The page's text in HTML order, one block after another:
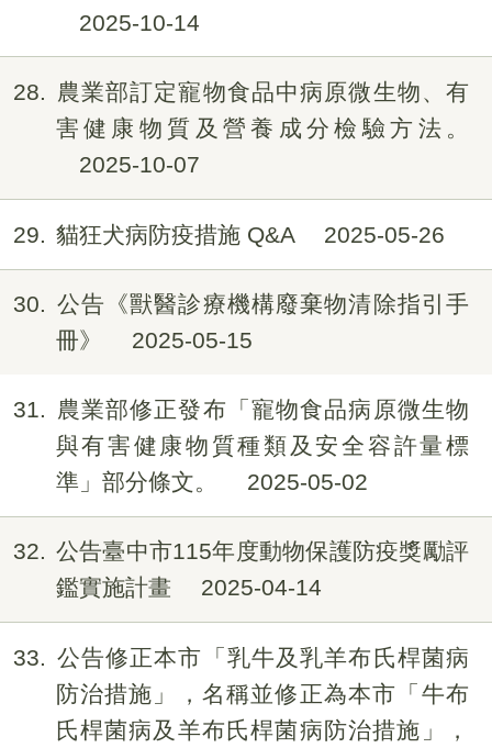
2025-10-14
28
農業部訂定寵物食品中病原微生物、有
害健康物質及營養成分檢驗方法。
2025-10-07
29 貓狂犬病防疫措施 Q&A 2025-05-26
30
公告《獸醫診療機構廢棄物清除指引手
冊》
2025-05-15
31
農業部修正發布「寵物食品病原微生物
與有害健康物質種類及安全容許量標
準」部分條文。
2025-05-02
32
公告臺中市115年度動物保護防疫獎勵評
鑑實施計畫
2025-04-14
33
公告修正本市「乳牛及乳羊布氏桿菌病
防治措施」，名稱並修正為本市「牛布
氏桿菌病及羊布氏桿菌病防治措施」，